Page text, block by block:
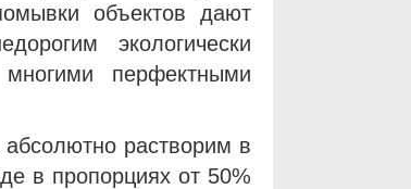
объектов дают
экологически
перфектными
растворим в
в пропорциях от 50%